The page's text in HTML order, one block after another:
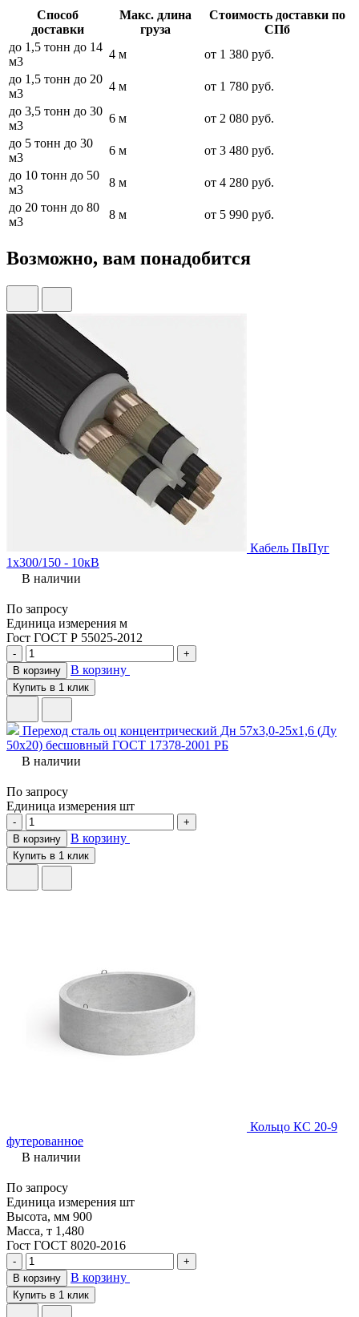
Способ
доставки
Макс. длина
груза
Стоимость доставки по
СПб
до 1,5 тонн до 14
м3
4 м
от 1 380 руб.
до 1,5 тонн до 20
м3
4 м
от 1 780 руб.
до 3,5 тонн до 30
м3
6 м
от 2 080 руб.
до 5 тонн до 30
м3
6 м
от 3 480 руб.
до 10 тонн до 50
м3
8 м
от 4 280 руб.
до 20 тонн до 80
м3
8 м от 5 990 руб.
Возможно, вам понадобится
Кабель ПвПуг
1х300/150 - 10кВ
В наличии
По запросу
Единица измерения м
Гост ГОСТ Р 55025-2012
-
+
В корзину
В корзину
Купить в 1 клик
Переход сталь оц концентрический Дн 57х3,0-25х1,6 (Ду
50х20) бесшовный ГОСТ 17378-2001 РБ
В наличии
По запросу
Единица измерения шт
-
+
В корзину
В корзину
Купить в 1 клик
Кольцо КС 20-9
футерованное
В наличии
По запросу
Единица измерения шт
Высота, мм 900
Масса, т 1,480
Гост ГОСТ 8020-2016
-
+
В корзину
В корзину
Купить в 1 клик